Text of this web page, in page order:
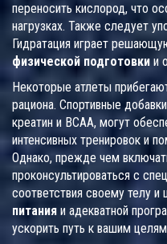
переносить кислород, что
нагрузках. Также следует
Гидратация играет
физической подготовки и
Некоторые атлеты
рациона. Спортивные
креатин и BCAA, могут
интенсивных тренировок и
Однако, прежде чем
проконсультироваться с
соответствия своему телу и
питания и адекватной
ускорить путь к вашим